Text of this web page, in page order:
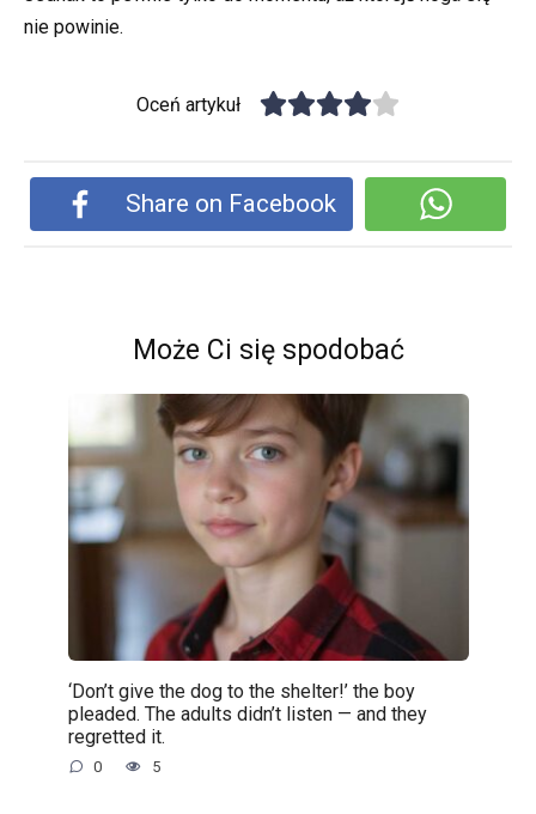
nie powinie.
Oceń artykuł
Share on Facebook
Może Ci się spodobać
‘Don’t give the dog to the shelter!’ the boy
pleaded. The adults didn’t listen — and they
regretted it.
0 5